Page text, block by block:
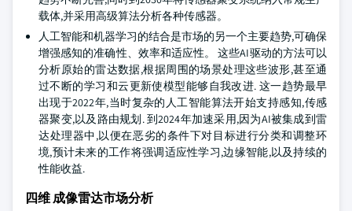
载体,并采用高级算法分析各种传感器。
人工智能和机器学习的结合是市场的另一个主要趋势,可确保
增强感知的准确性、效率和适应性。 这些AI驱动的方法可以
分析原始的雷达数据,根据周围的场景处理这些波形,甚至通
过不断的学习和云更新使模型能够自我改进. 这一趋势最早
出现于2022年,当时复杂的人工智能算法开始支持感知,传感
器聚变,以及路由规划. 到2024年加速采用,因为AI被集成到雷
达处理器中,以便在恶劣的条件下对目标进行分类和调整环
境,预计未来的工作将强调适应性学习,边缘智能,以及持续的
性能收益.
四维 成像雷达市场分析